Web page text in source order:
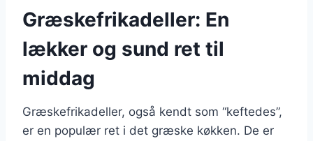
Græskefrikadeller: En
lækker og sund ret til
middag
Græskefrikadeller, også kendt som “keftedes”,
er en populær ret i det græske køkken. De er